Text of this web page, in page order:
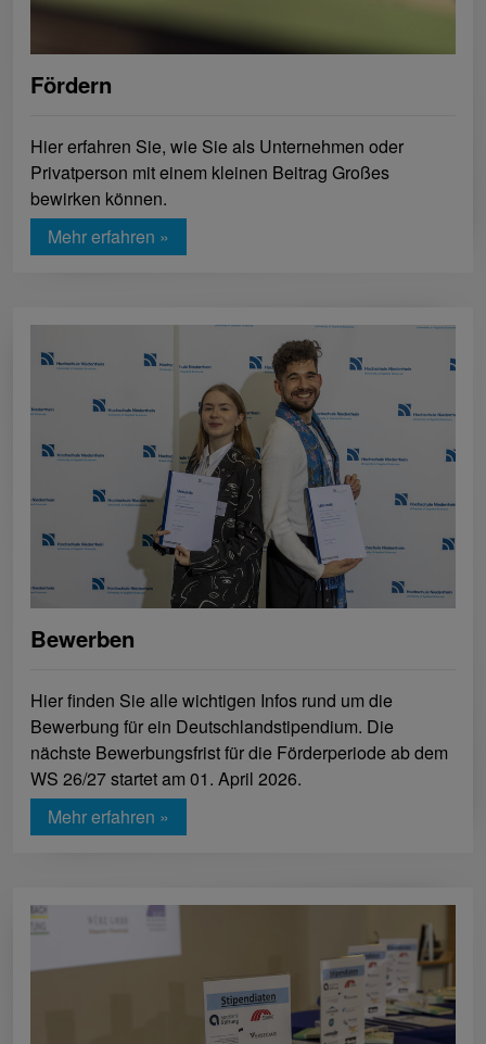
Fördern
Hier erfahren Sie, wie Sie als Unternehmen oder
Privatperson mit einem kleinen Beitrag Großes
bewirken können.
Mehr erfahren »
Bewerben
Hier finden Sie alle wichtigen Infos rund um die
Bewerbung für ein Deutschlandstipendium. Die
nächste Bewerbungsfrist für die Förderperiode ab dem
WS 26/27 startet am 01. April 2026.
Mehr erfahren »